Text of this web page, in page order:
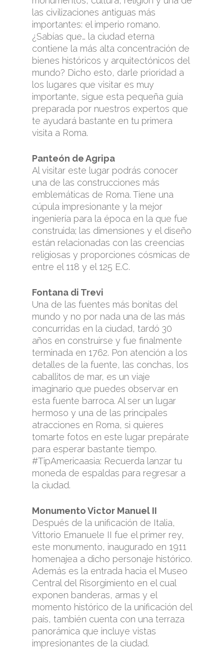
las civilizaciones antiguas más
importantes: el imperio romano.
¿Sabías que… la ciudad eterna
contiene la más alta concentración de
bienes históricos y arquitectónicos del
mundo? Dicho esto, darle prioridad a
los lugares que visitar es muy
importante, sigue esta pequeña guía
preparada por nuestros expertos que
te ayudará bastante en tu primera
visita a Roma.
Panteón de Agripa
Al visitar este lugar podrás conocer
una de las construcciones más
emblemáticas de Roma. Tiene una
cúpula impresionante y la mejor
ingeniería para la época en la que fue
construida; las dimensiones y el diseño
están relacionadas con las creencias
religiosas y proporciones cósmicas de
entre el 118 y el 125 E.C.
Fontana di Trevi
Una de las fuentes más bonitas del
mundo y no por nada una de las más
concurridas en la ciudad, tardó 30
años en construirse y fue finalmente
terminada en 1762. Pon atención a los
detalles de la fuente, las conchas, los
caballitos de mar, es un viaje
imaginario que puedes observar en
esta fuente barroca. Al ser un lugar
hermoso y una de las principales
atracciones en Roma, si quieres
tomarte fotos en este lugar prepárate
para esperar bastante tiempo.
#TipAmericaasia: Recuerda lanzar tu
moneda de espaldas para regresar a
la ciudad.
Monumento Victor Manuel II
Después de la unificación de Italia,
Vittorio Emanuele II fue el primer rey,
este monumento, inaugurado en 1911
homenajea a dicho personaje histórico.
Además es la entrada hacia el Museo
Central del Risorgimiento en el cual
exponen banderas, armas y el
momento histórico de la unificación del
país, también cuenta con una terraza
panorámica que incluye vistas
impresionantes de la ciudad.